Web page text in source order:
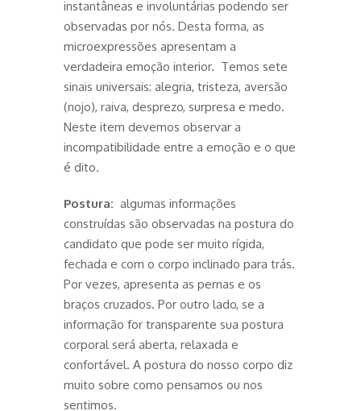
instantâneas e involuntárias podendo ser
observadas por nós. Desta forma, as
microexpressões apresentam a
verdadeira emoção interior. Temos sete
sinais universais: alegria, tristeza, aversão
(nojo), raiva, desprezo, surpresa e medo.
Neste item devemos observar a
incompatibilidade entre a emoção e o que
é dito.
Postura: algumas informações
construídas são observadas na postura do
candidato que pode ser muito rígida,
fechada e com o corpo inclinado para trás.
Por vezes, apresenta as pernas e os
braços cruzados. Por outro lado, se a
informação for transparente sua postura
corporal será aberta, relaxada e
confortável. A postura do nosso corpo diz
muito sobre como pensamos ou nos
sentimos.